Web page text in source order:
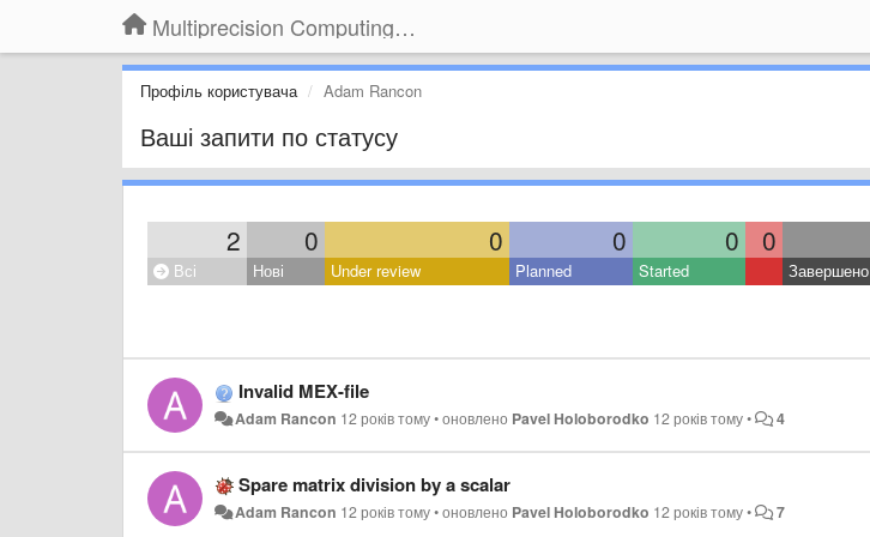
Multiprecision Computing Toolbox for MATLAB
Профіль користувача Adam Rancon
Ваші запити по статусу
2 0 0 0 0 0
Всі Нові Under review Planned Started Завершено
Invalid MEX-file
Adam Rancon 12 років тому•оновлено Pavel Holoborodko 12 років тому• 4
Spare matrix division by a scalar
Adam Rancon 12 років тому•оновлено Pavel Holoborodko 12 років тому• 7